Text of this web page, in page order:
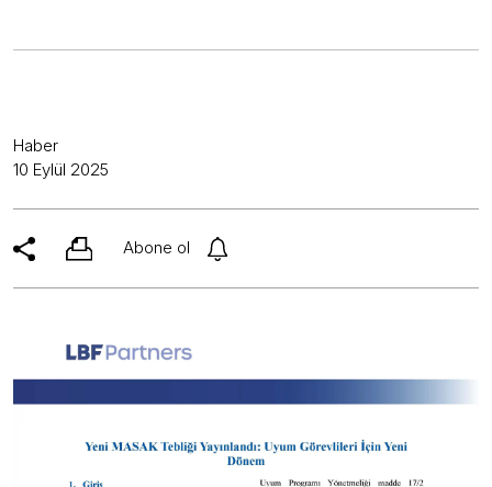
Haber
10 Eylül 2025
Abone ol